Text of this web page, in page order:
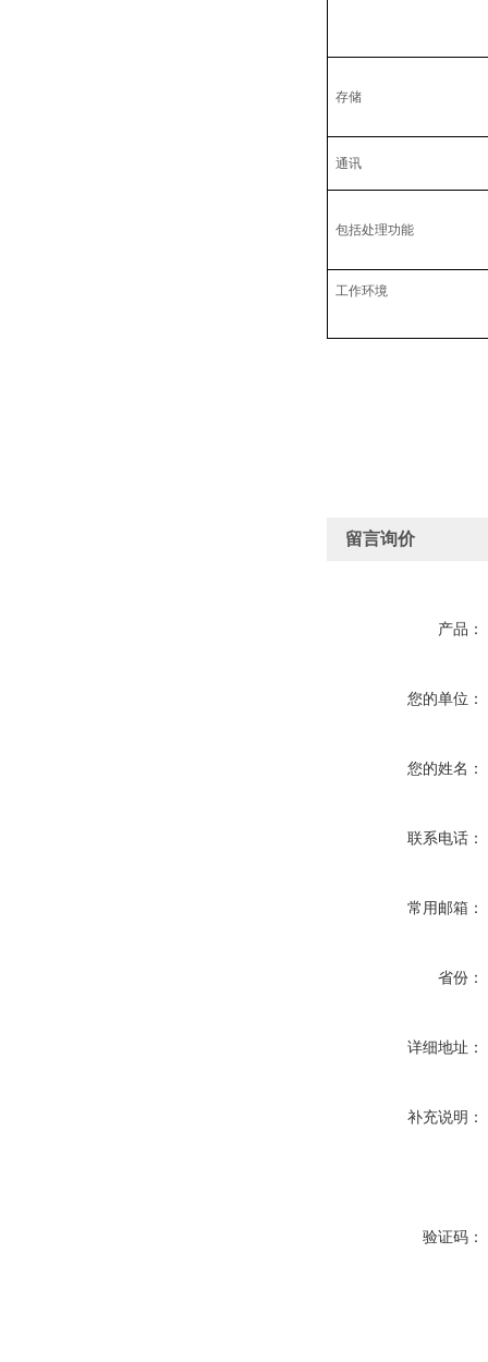
存储
通讯
包括处理功能
工作环境
留言询价
产品：
您的单位：
您的姓名：
联系电话：
常用邮箱：
省份：
详细地址：
补充说明：
验证码：